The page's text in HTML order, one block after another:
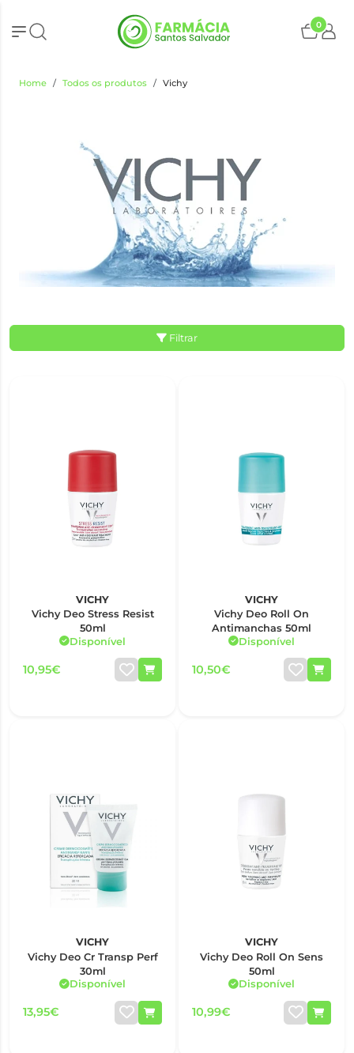
0
Home Todos os produtos Vichy
Filtrar
VICHY
Vichy Deo Stress Resist
50ml
Disponível
10,95€
VICHY
Vichy Deo Roll On
Antimanchas 50ml
Disponível
10,50€
VICHY
Vichy Deo Cr Transp Perf
30ml
Disponível
13,95€
VICHY
Vichy Deo Roll On Sens
50ml
Disponível
10,99€